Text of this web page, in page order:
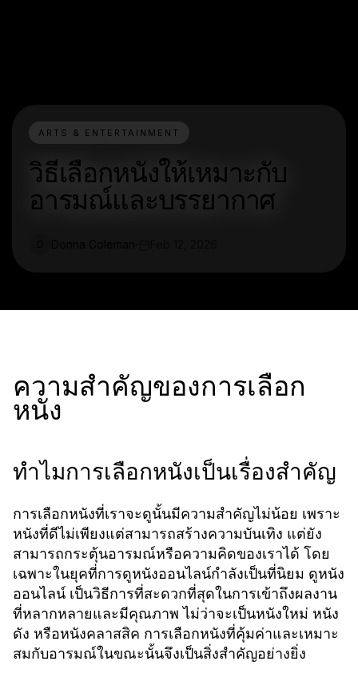
ARTS & ENTERTAINMENT
วิธีเลือกหนังให้เหมาะกับ
อารมณ์และบรรยากาศ
ความสำคัญของการเลือก
หนัง
ทำไมการเลือกหนังเป็นเรื่องสำคัญ
การเลือกหนังที่เราจะดูนั้นมีความสำคัญไม่น้อย เพราะ
หนังที่ดีไม่เพียงแต่สามารถสร้างความบันเทิง แต่ยัง
สามารถกระตุ้นอารมณ์หรือความคิดของเราได้ โดย
เฉพาะในยุคที่การดูหนังออนไลน์กำลังเป็นที่นิยม ดูหนัง
ออนไลน์เป็นวิธีการที่สะดวกที่สุดในการเข้าถึงผลงาน
ที่หลากหลายและมีคุณภาพ ไม่ว่าจะเป็นหนังใหม่ หนัง
ดัง หรือหนังคลาสสิค การเลือกหนังที่คุ้มค่าและเหมาะ
สมกับอารมณ์ในขณะนั้นจึงเป็นสิ่งสำคัญอย่างยิ่ง